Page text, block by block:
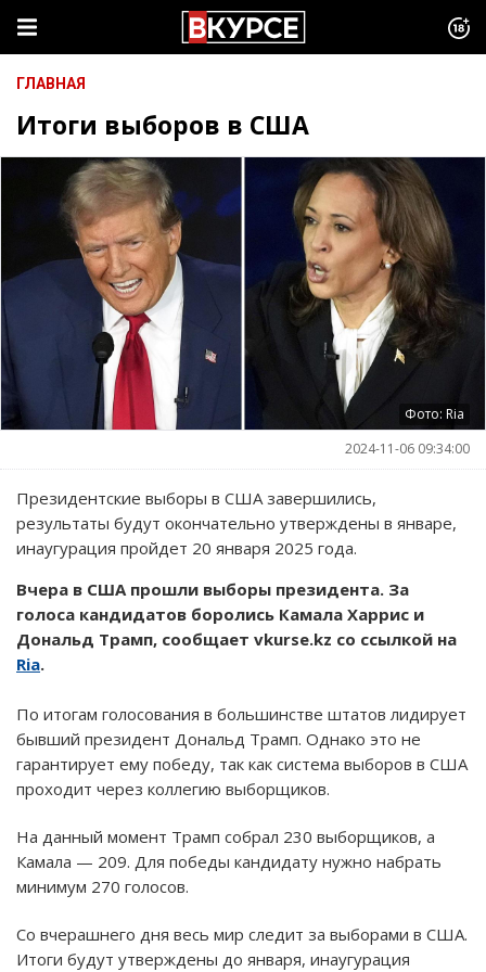
ГЛАВНАЯ
Итоги выборов в США
Фото: Ria
2024-11-06 09:34:00
Президентские выборы в США завершились,
результаты будут окончательно утверждены в январе,
инаугурация пройдет 20 января 2025 года.
Вчера в США прошли выборы президента. За
голоса кандидатов боролись Камала Харрис и
Дональд Трамп, сообщает vkurse.kz со ссылкой на
Ria.
По итогам голосования в большинстве штатов лидирует
бывший президент Дональд Трамп. Однако это не
гарантирует ему победу, так как система выборов в США
проходит через коллегию выборщиков.
На данный момент Трамп собрал 230 выборщиков, а
Камала — 209. Для победы кандидату нужно набрать
минимум 270 голосов.
Со вчерашнего дня весь мир следит за выборами в США.
Итоги будут утверждены до января, инаугурация